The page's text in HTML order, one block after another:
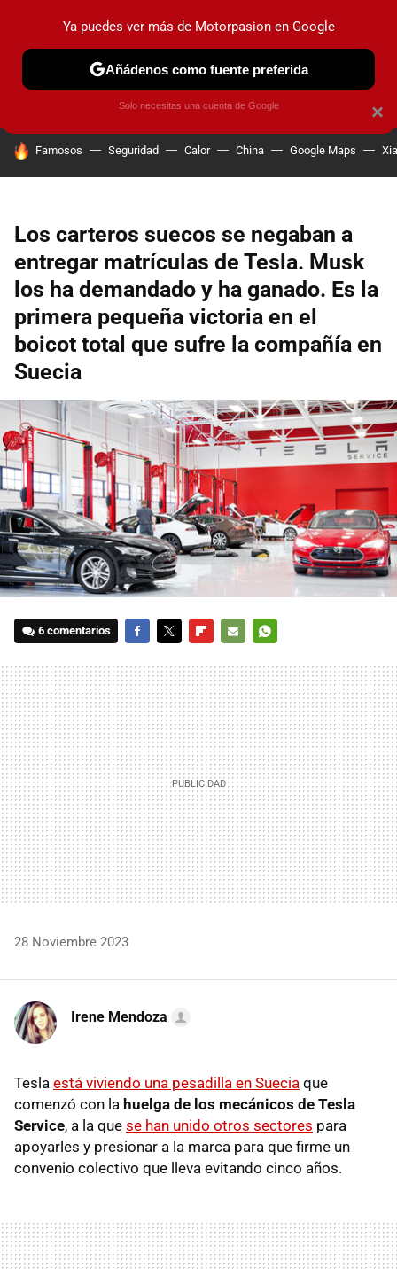
PRUEBAS COCHES ELÉCTRICOS OBSERVATORIO
HOY SE HABLA DE
Famosos Seguridad Calor China Google Maps
Los carteros suecos se negaban a
entregar matrículas de Tesla. Musk
los ha demandado y ha ganado. Es la
primera pequeña victoria en el
boicot total que sufre la compañía en
Suecia
6 comentarios
MAIL
28 Noviembre 2023
Irene Mendoza
Tesla está viviendo una pesadilla en Suecia que
comenzó con la huelga de los mecánicos de Tesla
Service, a la que se han unido otros sectores para
apoyarles y presionar a la marca para que firme un
convenio colectivo que lleva evitando cinco años.
×
Ya puedes ver más de Motorpasion en Google
Añádenos como fuente preferida
Solo necesitas una cuenta de Google